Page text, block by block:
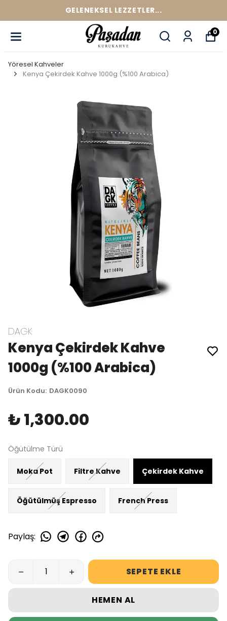
GELENEKSEL LEZZETLER...
0
Yöresel Kahveler
Kenya Çekirdek Kahve 1000g (%100 Arabica)
DAGK
Kenya Çekirdek Kahve
1000g (%100 Arabica)
Ürün Kodu: DAGK0090
₺ 1,300.00
Öğütülme Türü
Moka Pot Filtre Kahve Çekirdek Kahve
Öğütülmüş Espresso French Press
Paylaş:
SEPETE EKLE
HEMEN AL